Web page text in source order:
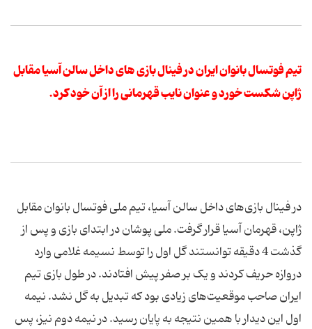
تیم فوتسال بانوان ایران در فینال بازی های داخل سالن آسیا مقابل
ژاپن شکست خورد و عنوان نایب قهرمانی را از آن خود کرد.
در فینال بازی‌های داخل سالن آسیا، تیم ملی فوتسال بانوان مقابل
ژاپن، قهرمان آسیا قرار گرفت. ملی پوشان در ابتدای بازی و پس از
گذشت 4 دقیقه توانستند گل اول را توسط نسیمه غلامی وارد
دروازه حریف کردند و یک بر صفر پیش افتادند. در طول بازی تیم
ایران صاحب موقعیت‌های زیادی بود که تبدیل به گل نشد. نیمه
اول این دیدار با همین نتیجه به پایان رسید. در نیمه دوم نیز، پس